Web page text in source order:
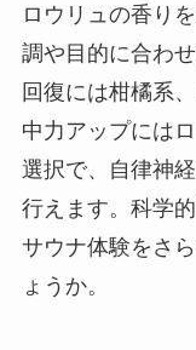
ロウリュの香り
調や目的に合わ
回復には柑橘系
中力アップには
選択で、自律神
行えます。科学
サウナ体験をさ
ょうか。